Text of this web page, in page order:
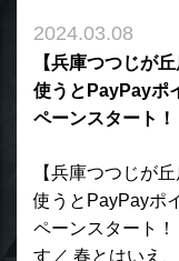
2024.03.08
【兵庫つつじが
使うとPayPayポ
ペーンスタート！
【兵庫つつじが
使うとPayPayポ
ペーンスタート
す／ 春とはいえ